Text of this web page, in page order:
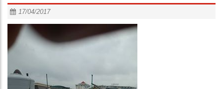
17/04/2017